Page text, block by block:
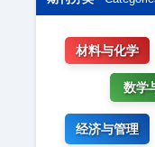
材料与化学
数学
经济与管理